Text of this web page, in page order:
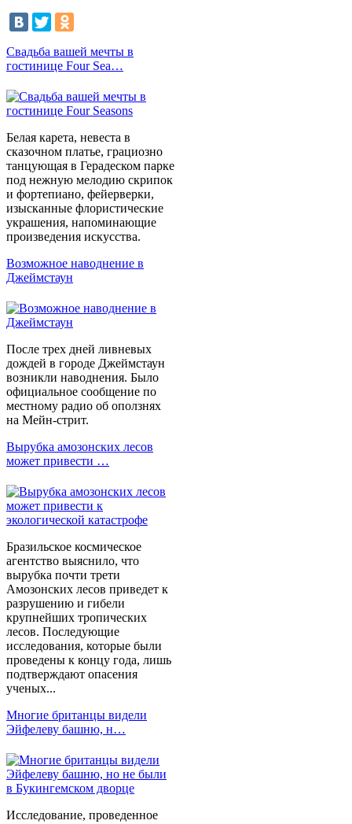
Свадьба вашей мечты в
гостинице Four Sea…
Белая карета, невеста в
сказочном платье, грациозно
танцующая в Герадеском парке
под нежную мелодию скрипок
и фортепиано, фейерверки,
изысканные флористические
украшения, напоминающие
произведения искусства.
Возможное наводнение в
Джеймстаун
После трех дней ливневых
дождей в городе Джеймстаун
возникли наводнения. Было
официальное сообщение по
местному радио об оползнях
на Мейн-стрит.
Вырубка амозонских лесов
может привести …
Бразильское космическое
агентство выяснило, что
вырубка почти трети
Амозонских лесов приведет к
разрушению и гибели
крупнейших тропических
лесов. Последующие
исследования, которые были
проведены к концу года, лишь
подтверждают опасения
ученых...
Многие британцы видели
Эйфелеву башню, н…
Исследование, проведенное